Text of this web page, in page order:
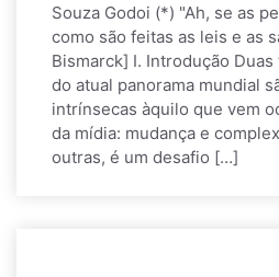
Souza Godoi (*) "Ah, se as
como são feitas as leis e as
Bismarck] I. Introdução
do atual panorama mundial
intrínsecas àquilo que vem
da mídia: mudança e
outras, é um desafio […]